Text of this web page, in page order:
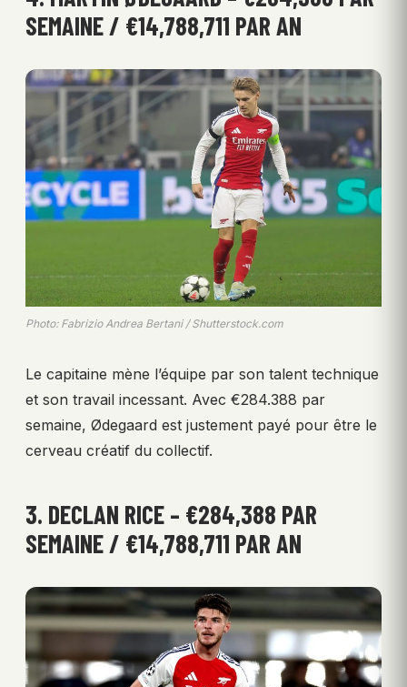
SEMAINE / €14,788,711 PAR AN
Photo: Fabrizio Andrea Bertani / Shutterstock.com
Le capitaine mène l’équipe par son talent technique
et son travail incessant. Avec €284.388 par
semaine, Ødegaard est justement payé pour être le
cerveau créatif du collectif.
3. DECLAN RICE – €284,388 PAR
SEMAINE / €14,788,711 PAR AN